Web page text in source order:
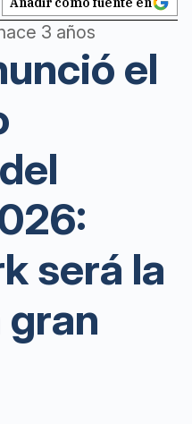
3 años
el
será la
gran